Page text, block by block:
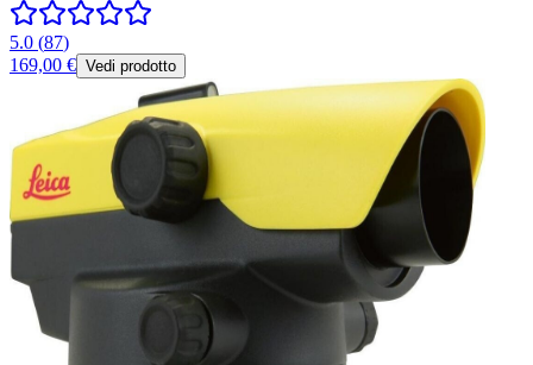
5.0 (87)
169,00 € Vedi prodotto